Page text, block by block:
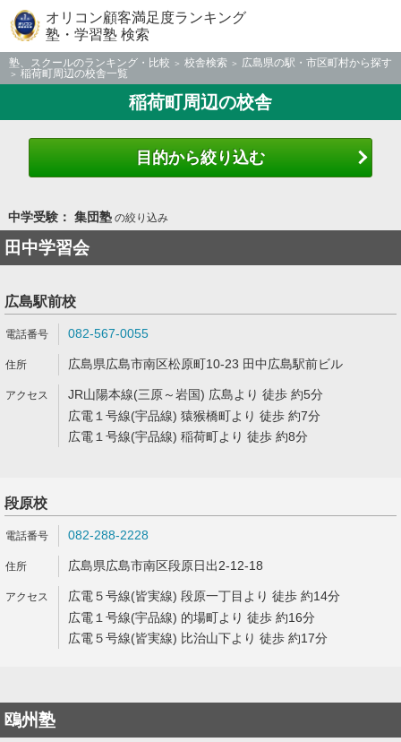
オリコン顧客満足度ランキング
塾・学習塾 検索
塾、スクールのランキング・比較 校舎検索
広島県の駅・市区町村から探す
稲荷町周辺の校舎一覧
稲荷町周辺の校舎
目的から絞り込む
中学受験： 集団塾の絞り込み
田中学習会
広島駅前校
082-567-0055
広島県広島市南区松原町10-23 田中広島駅前ビル
JR山陽本線(三原～岩国) 広島より 徒歩 約5分
広電１号線(宇品線) 猿猴橋町より 徒歩 約7分
広電１号線(宇品線) 稲荷町より 徒歩 約8分
段原校
082-288-2228
広島県広島市南区段原日出2-12-18
広電５号線(皆実線) 段原一丁目より 徒歩 約14分
広電１号線(宇品線) 的場町より 徒歩 約16分
広電５号線(皆実線) 比治山下より 徒歩 約17分
鴎州塾